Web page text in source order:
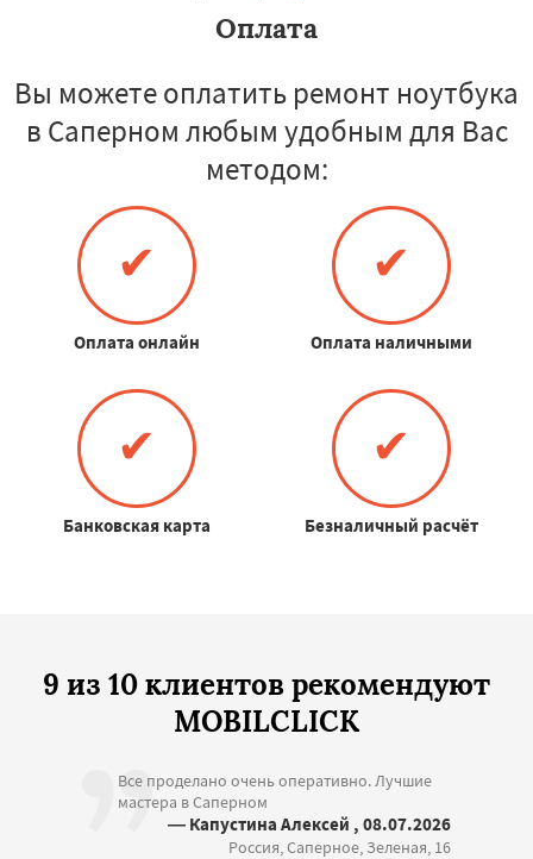
Оплата
Вы можете оплатить ремонт ноутбука
в Саперном любым удобным для Вас
методом:
✔
Оплата онлайн
✔
Оплата наличными
✔
Банковская карта
✔
Безналичный расчёт
9 из 10 клиентов рекомендуют
MOBILCLICK
Все проделано очень оперативно. Лучшие
мастера в Саперном
— Капустина Алексей , 08.07.2026
Россия, Саперное, Зеленая, 16